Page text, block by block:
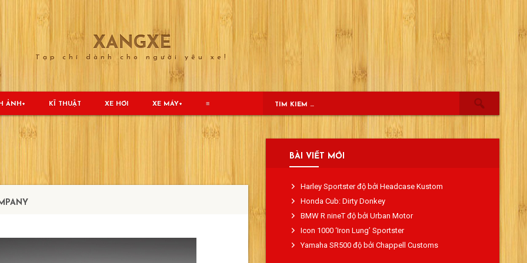
XANGXE
Tạp chí dành cho người yêu xe!
ẢNH KĨ THUẬT XE HƠI XE MÁY ≡
BÀI VIẾT MỚI
Harley Sportster độ bởi Headcase Kustom
Honda Cub: Dirty Donkey
BMW R nineT độ bởi Urban Motor
Icon 1000 ‘Iron Lung’ Sportster
Yamaha SR500 độ bởi Chappell Customs